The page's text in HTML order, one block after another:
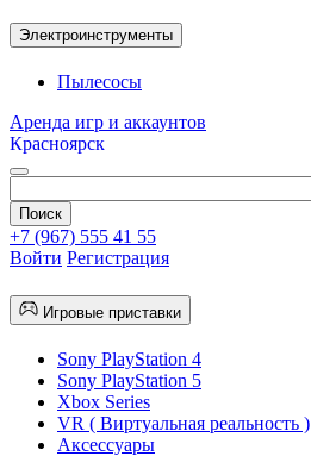
Электроинструменты
Пылесосы
Аренда игр и аккаунтов
Красноярск
+7 (967) 555 41 55
Войти Регистрация
Игровые приставки
Sony PlayStation 4
Sony PlayStation 5
Xbox Series
VR ( Виртуальная реальность )
Аксессуары